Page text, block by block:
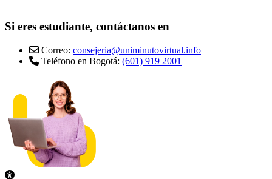
Si eres estudiante, contáctanos en
Correo: consejeria@uniminutovirtual.info
Teléfono en Bogotá: (601) 919 2001